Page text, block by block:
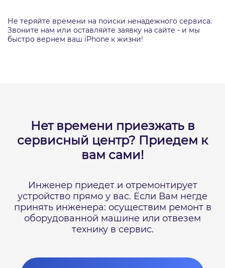
Не теряйте времени на поиски ненадежного сервиса.
Звоните нам или оставляйте заявку на сайте - и мы
быстро вернем ваш iPhone к жизни!
Нет времени приезжать в
сервисный центр? Приедем к
вам сами!
Инженер приедет и отремонтирует
устройство прямо у вас. Если Вам негде
принять инженера: осуществим ремонт в
оборудованной машине или отвезем
технику в сервис.